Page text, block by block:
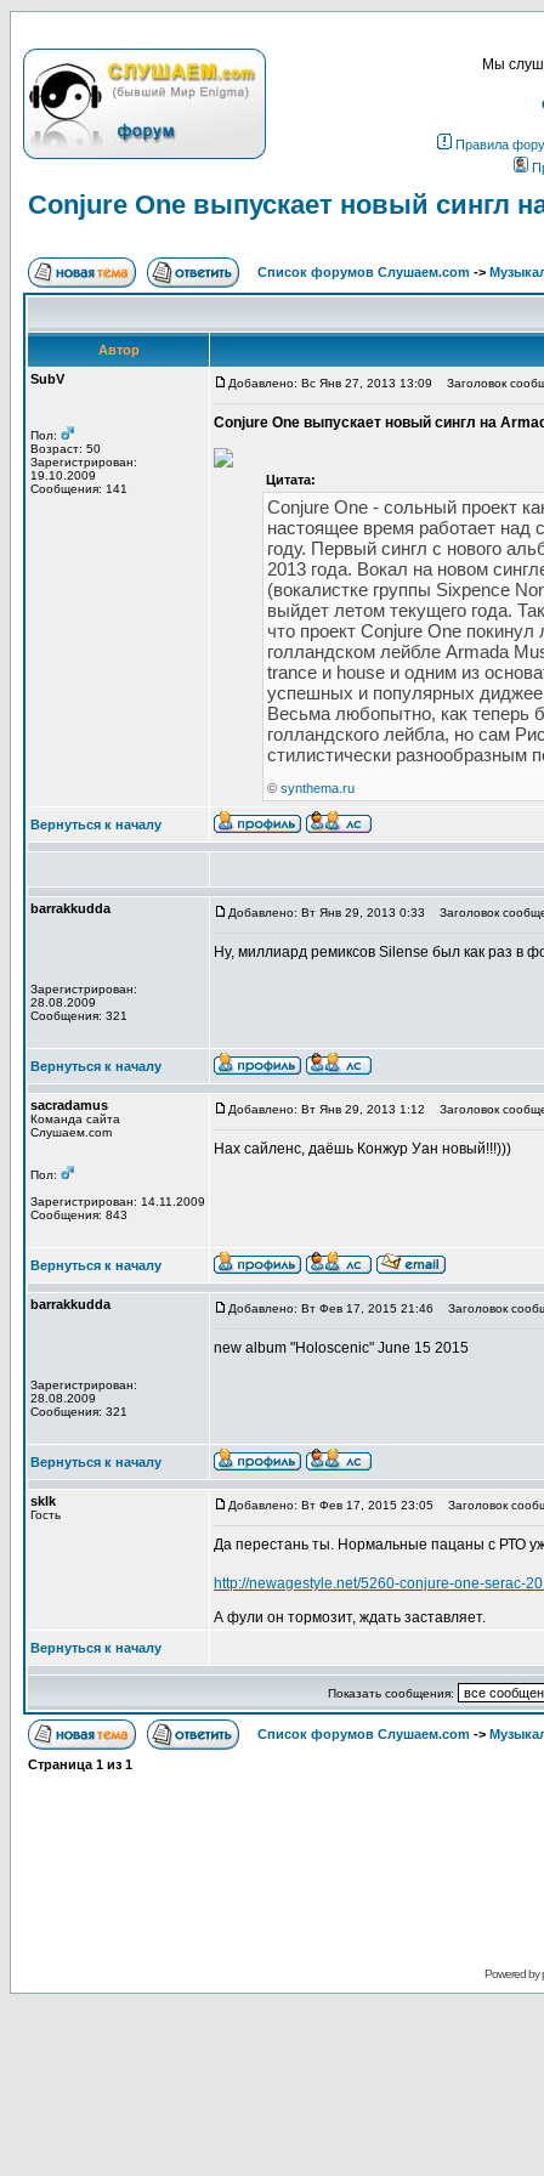
Мы
Правила
Conjure One выпускает новый сингл
Список форумов Слушаем.com ->
Автор
SubV
Пол:
Возраст: 50
Зарегистрирован:
19.10.2009
Сообщения: 141
Добавлено: Вс Янв 27, 2013 13:09 Заголовок
Conjure One выпускает новый сингл на
Цитата:
Conjure One - сольный проект
настоящее время работает над
году. Первый сингл с нового
2013 года. Вокал на новом
(вокалистке группы Sixpence
выйдет летом текущего года.
что проект Conjure One
голландском лейбле Armada
trance и house и одним из
успешных и популярных
Весьма любопытно, как теперь
голландского лейбла, но сам
стилистически разнообразным
© synthema.ru
Вернуться к началу
barrakkudda
Зарегистрирован:
28.08.2009
Сообщения: 321
Добавлено: Вт Янв 29, 2013 0:33 Заголовок
Ну, миллиард ремиксов Silense был как раз в
Вернуться к началу
sacradamus
Команда сайта
Слушаем.com
Пол:
Зарегистрирован: 14.11.2009
Сообщения: 843
Добавлено: Вт Янв 29, 2013 1:12 Заголовок
Нах сайленс, даёшь Конжур Уан новый!!!)))
Вернуться к началу
barrakkudda
Зарегистрирован:
28.08.2009
Сообщения: 321
Добавлено: Вт Фев 17, 2015 21:46 Заголовок
new album "Holoscenic" June 15 2015
Вернуться к началу
sklk
Гость
Добавлено: Вт Фев 17, 2015 23:05 Заголовок
Да перестань ты. Нормальные пацаны с РТО
http://newagestyle.net/5260-conjure-one-serac-
А фули он тормозит, ждать заставляет.
Вернуться к началу
Показать сообщения:
Список форумов Слушаем.com ->
Страница 1 из 1
Powered by